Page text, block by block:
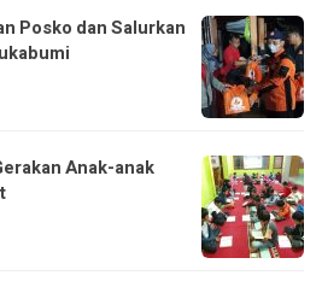
Posko dan Salurkan
Anak-anak